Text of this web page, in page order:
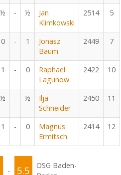
½ - ½
Jan
Klimkowski
2514 5
0 - 1
Jonasz
Baum
2449 7
1 - 0
Raphael
Lagunow
2422 10
½ - ½
Ilja
Schneider
2450 11
1 - 0
Magnus
Ermitsch
2414 12
- 5.5
OSG Baden-